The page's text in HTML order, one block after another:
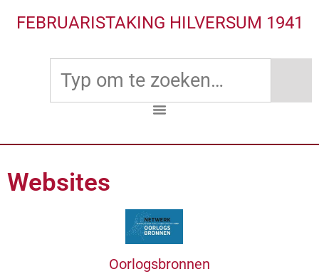
FEBRUARISTAKING HILVERSUM 1941
Websites
Oorlogsbronnen